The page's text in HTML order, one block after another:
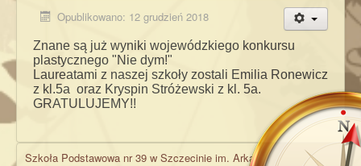
Opublikowano: 12 grudzień 2018
Znane są już wyniki wojewódzkiego konkursu
plastycznego "Nie dym!"
Laureatami z naszej szkoły zostali Emilia Ronewicz
z kl.5a oraz Kryspin Stróżewski z kl. 5a.
GRATULUJEMY!!
Szkoła Podstawowa nr 39 w Szczecinie im. Arkadego Fiedlera